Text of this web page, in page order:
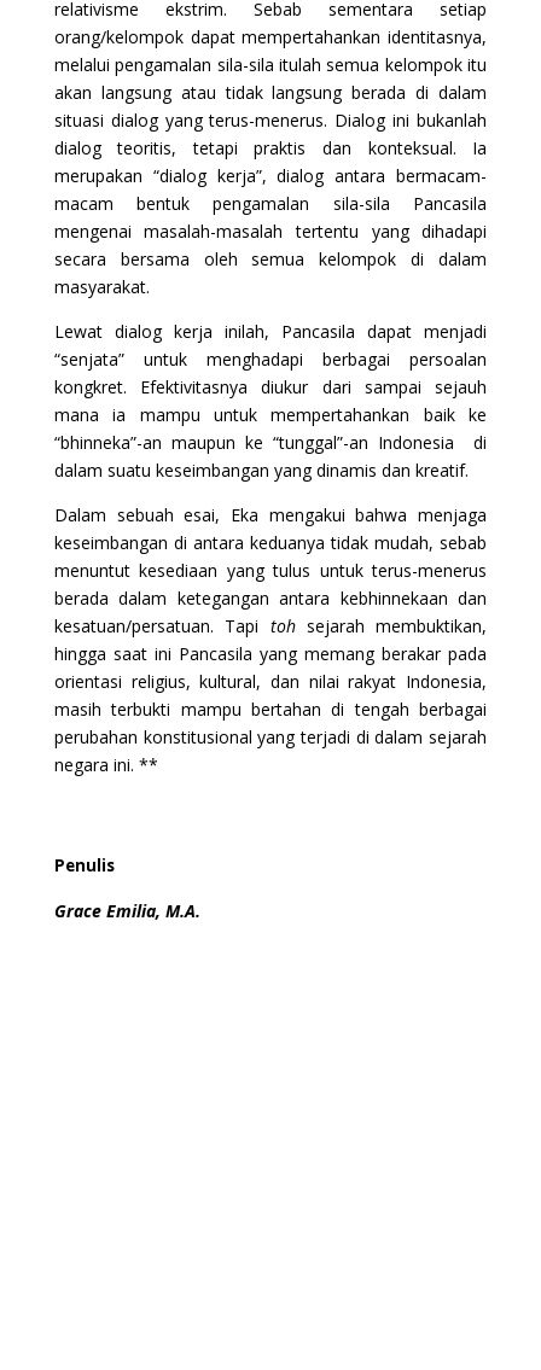
relativisme ekstrim. Sebab sementara setiap
orang/kelompok dapat mempertahankan identitasnya,
melalui pengamalan sila-sila itulah semua kelompok itu
akan langsung atau tidak langsung berada di dalam
situasi dialog yang terus-menerus. Dialog ini bukanlah
dialog teoritis, tetapi praktis dan konteksual. Ia
merupakan “dialog kerja”, dialog antara bermacam-
macam bentuk pengamalan sila-sila Pancasila
mengenai masalah-masalah tertentu yang dihadapi
secara bersama oleh semua kelompok di dalam
masyarakat.
Lewat dialog kerja inilah, Pancasila dapat menjadi
“senjata” untuk menghadapi berbagai persoalan
kongkret. Efektivitasnya diukur dari sampai sejauh
mana ia mampu untuk mempertahankan baik ke
“bhinneka”-an maupun ke “tunggal”-an Indonesia di
dalam suatu keseimbangan yang dinamis dan kreatif.
Dalam sebuah esai, Eka mengakui bahwa menjaga
keseimbangan di antara keduanya tidak mudah, sebab
menuntut kesediaan yang tulus untuk terus-menerus
berada dalam ketegangan antara kebhinnekaan dan
kesatuan/persatuan. Tapi tohsejarah membuktikan,
hingga saat ini Pancasila yang memang berakar pada
orientasi religius, kultural, dan nilai rakyat Indonesia,
masih terbukti mampu bertahan di tengah berbagai
perubahan konstitusional yang terjadi di dalam sejarah
negara ini. **
Penulis
Grace Emilia, M.A.